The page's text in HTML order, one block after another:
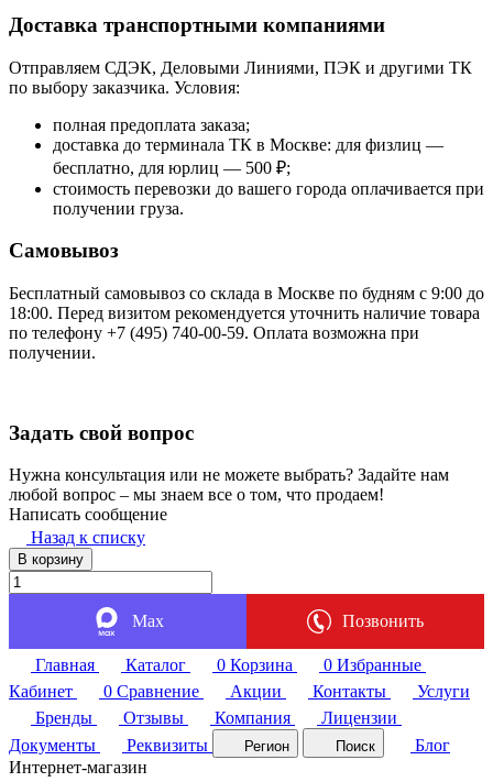
Доставка транспортными компаниями
Отправляем СДЭК, Деловыми Линиями, ПЭК и другими ТК
по выбору заказчика. Условия:
полная предоплата заказа;
доставка до терминала ТК в Москве: для физлиц —
бесплатно, для юрлиц — 500 ₽;
стоимость перевозки до вашего города оплачивается при
получении груза.
Самовывоз
Бесплатный самовывоз со склада в Москве по будням с 9:00 до
18:00. Перед визитом рекомендуется уточнить наличие товара
по телефону +7 (495) 740-00-59. Оплата возможна при
получении.
Задать свой вопрос
Нужна консультация или не можете выбрать? Задайте нам
любой вопрос – мы знаем все о том, что продаем!
Написать сообщение
Назад к списку
В корзину
Max Позвонить
Главная Каталог 0 Корзина 0 Избранные
Кабинет
0 Сравнение Акции Контакты
Услуги
Бренды
Отзывы Компания
Лицензии
Документы
Реквизиты Регион Поиск
Блог
Интернет-магазин